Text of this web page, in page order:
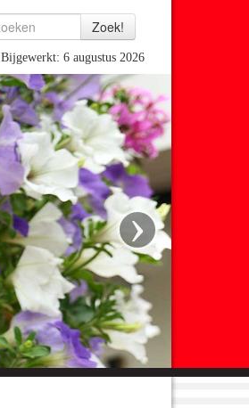
Bijgewerkt: 6 augustus 2026
›